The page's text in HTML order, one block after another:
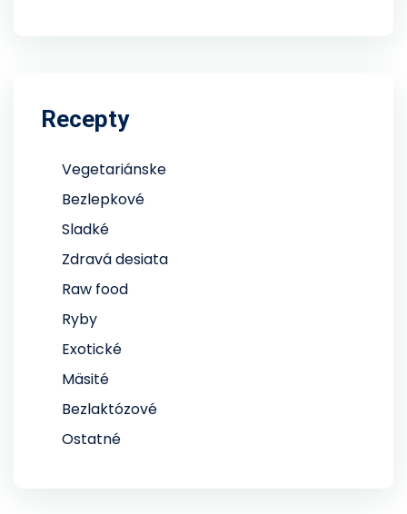
Recepty
Vegetariánske
Bezlepkové
Sladké
Zdravá desiata
Raw food
Ryby
Exotické
Mäsité
Bezlaktózové
Ostatné